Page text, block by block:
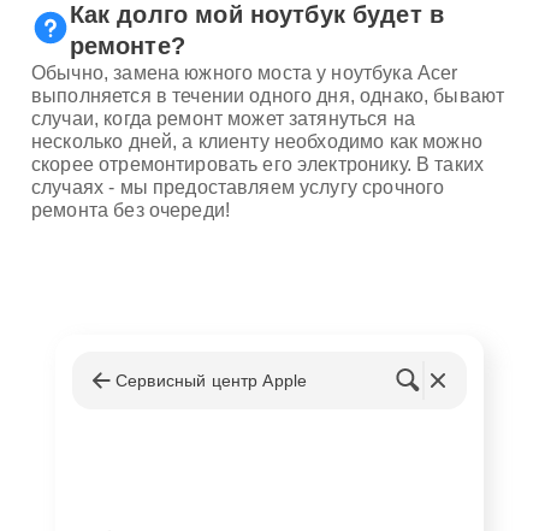
Как долго мой ноутбук будет в
ремонте?
Обычно, замена южного моста у ноутбука Acer
выполняется в течении одного дня, однако, бывают
случаи, когда ремонт может затянуться на
несколько дней, а клиенту необходимо как можно
скорее отремонтировать его электронику. В таких
случаях - мы предоставляем услугу срочного
ремонта без очереди!
Сервисный центр Apple